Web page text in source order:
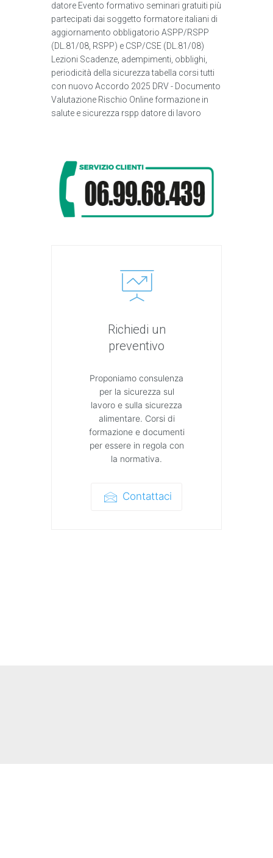
datore Evento formativo seminari gratuiti più
partecipati dai soggetto formatore italiani di
aggiornamento obbligatorio ASPP/RSPP
(DL.81/08, RSPP) e CSP/CSE (DL.81/08)
Lezioni Scadenze, adempimenti, obblighi,
periodicità della sicurezza tabella corsi tutti
con nuovo Accordo 2025 DRV - Documento
Valutazione Rischio Online formazione in
salute e sicurezza rspp datore di lavoro
Richiedi un
preventivo
Proponiamo consulenza
per la sicurezza sul
lavoro e sulla sicurezza
alimentare. Corsi di
formazione e documenti
per essere in regola con
la normativa.
Contattaci